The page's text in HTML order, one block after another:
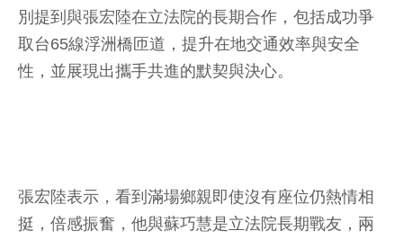
別提到與張宏陸在立法院的長期合作，包括成功爭
取台65線浮洲橋匝道，提升在地交通效率與安全
性，並展現出攜手共進的默契與決心。
張宏陸表示，看到滿場鄉親即使沒有座位仍熱情相
挺，倍感振奮，他與蘇巧慧是立法院長期戰友，兩